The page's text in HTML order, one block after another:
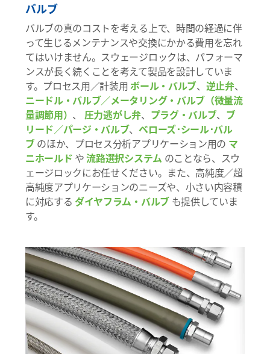
バルブ
バルブの真のコストを考える上で、時間の経過に伴
って生じるメンテナンスや交換にかかる費用を忘れ
てはいけません。スウェージロックは、パフォーマ
ンスが長く続くことを考えて製品を設計していま
す。プロセス用／計装用ボール・バルブ、 逆止弁、
ニードル・バルブ／メータリング・バルブ（微量流
量調節用） 、 圧力逃がし弁、 プラグ・バルブ、 ブ
リード／パージ・バルブ、ベローズ･シール･バル
ブのほか、プロセス分析アプリケーション用の マ
ニホールド や流路選択システム のことなら、スウ
ェージロックにお任せください。また、高純度／超
高純度アプリケーションのニーズや、小さい内容積
に対応する ダイヤフラム・バルブも提供していま
す。